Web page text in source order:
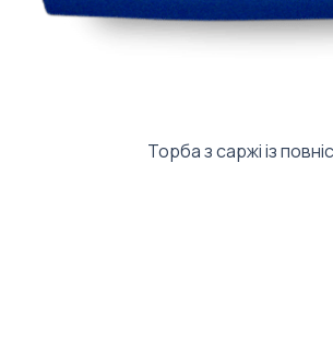
Торба з саржі із